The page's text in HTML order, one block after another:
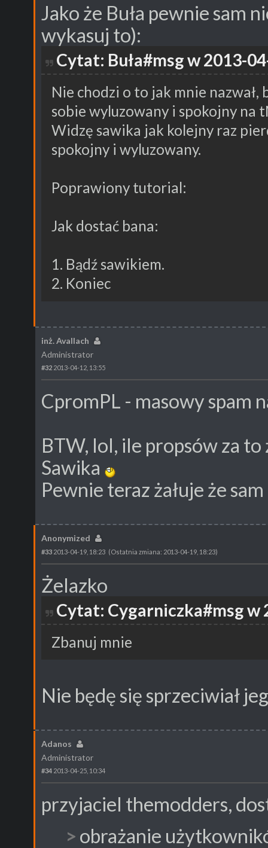
Jako że Buła pewnie sam
wykasuj to):
Cytat: Buła#msg w 2013-
Nie chodzi o to jak mnie
sobie wyluzowany i spokojny na
Widzę sawika jak kolejny raz
spokojny i wyluzowany.
Poprawiony tutorial:
Jak dostać bana:
1. Bądź sawikiem.
2. Koniec
inż. Avallach
Administrator
#32 2013-04-12, 13:55
CpromPL - masowy spam
BTW, lol, ile propsów za to
Sawika
Pewnie teraz żałuje że
Anonymized
#33 2013-04-19, 18:23 (Ostatnia zmiana: 2013-04-19, 18:23)
Żelazko
Cytat: Cygarniczka#msg w
Zbanuj mnie
Nie będę się sprzeciwiał
Adanos
Administrator
#34 2013-04-25, 10:34
przyjaciel themodders,
obrażanie